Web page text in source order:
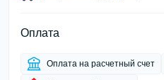
Оплата
Оплата на расчетный счет